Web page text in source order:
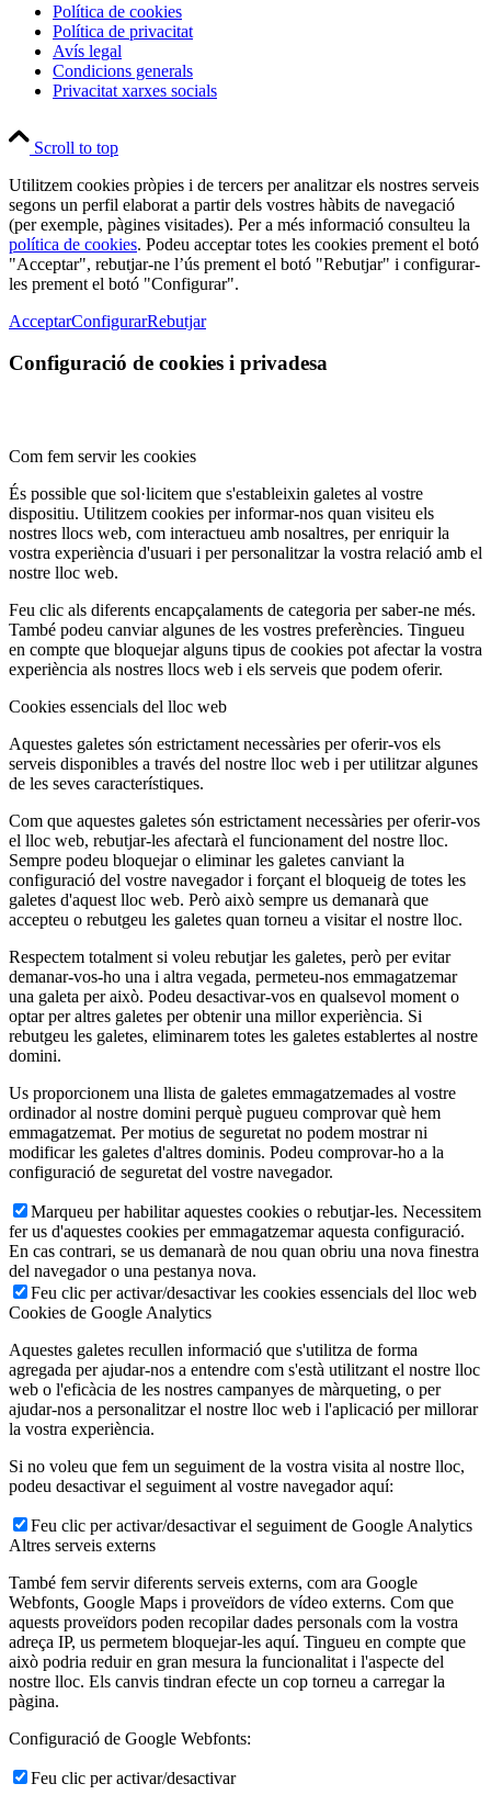
Política de cookies
Política de privacitat
Avís legal
Condicions generals
Privacitat xarxes socials
Scroll to top
Utilitzem cookies pròpies i de tercers per analitzar els nostres serveis
segons un perfil elaborat a partir dels vostres hàbits de navegació
(per exemple, pàgines visitades). Per a més informació consulteu la
política de cookies. Podeu acceptar totes les cookies prement el botó
"Acceptar", rebutjar-ne l’ús prement el botó "Rebutjar" i configurar-
les prement el botó "Configurar".
AcceptarConfigurarRebutjar
Configuració de cookies i privadesa
Com fem servir les cookies
És possible que sol·licitem que s'estableixin galetes al vostre
dispositiu. Utilitzem cookies per informar-nos quan visiteu els
nostres llocs web, com interactueu amb nosaltres, per enriquir la
vostra experiència d'usuari i per personalitzar la vostra relació amb el
nostre lloc web.
Feu clic als diferents encapçalaments de categoria per saber-ne més.
També podeu canviar algunes de les vostres preferències. Tingueu
en compte que bloquejar alguns tipus de cookies pot afectar la vostra
experiència als nostres llocs web i els serveis que podem oferir.
Cookies essencials del lloc web
Aquestes galetes són estrictament necessàries per oferir-vos els
serveis disponibles a través del nostre lloc web i per utilitzar algunes
de les seves característiques.
Com que aquestes galetes són estrictament necessàries per oferir-vos
el lloc web, rebutjar-les afectarà el funcionament del nostre lloc.
Sempre podeu bloquejar o eliminar les galetes canviant la
configuració del vostre navegador i forçant el bloqueig de totes les
galetes d'aquest lloc web. Però això sempre us demanarà que
accepteu o rebutgeu les galetes quan torneu a visitar el nostre lloc.
Respectem totalment si voleu rebutjar les galetes, però per evitar
demanar-vos-ho una i altra vegada, permeteu-nos emmagatzemar
una galeta per això. Podeu desactivar-vos en qualsevol moment o
optar per altres galetes per obtenir una millor experiència. Si
rebutgeu les galetes, eliminarem totes les galetes establertes al nostre
domini.
Us proporcionem una llista de galetes emmagatzemades al vostre
ordinador al nostre domini perquè pugueu comprovar què hem
emmagatzemat. Per motius de seguretat no podem mostrar ni
modificar les galetes d'altres dominis. Podeu comprovar-ho a la
configuració de seguretat del vostre navegador.
Marqueu per habilitar aquestes cookies o rebutjar-les. Necessitem
fer us d'aquestes cookies per emmagatzemar aquesta configuració.
En cas contrari, se us demanarà de nou quan obriu una nova finestra
del navegador o una pestanya nova.
Feu clic per activar/desactivar les cookies essencials del lloc web
Cookies de Google Analytics
Aquestes galetes recullen informació que s'utilitza de forma
agregada per ajudar-nos a entendre com s'està utilitzant el nostre lloc
web o l'eficàcia de les nostres campanyes de màrqueting, o per
ajudar-nos a personalitzar el nostre lloc web i l'aplicació per millorar
la vostra experiència.
Si no voleu que fem un seguiment de la vostra visita al nostre lloc,
podeu desactivar el seguiment al vostre navegador aquí:
Feu clic per activar/desactivar el seguiment de Google Analytics
Altres serveis externs
També fem servir diferents serveis externs, com ara Google
Webfonts, Google Maps i proveïdors de vídeo externs. Com que
aquests proveïdors poden recopilar dades personals com la vostra
adreça IP, us permetem bloquejar-les aquí. Tingueu en compte que
això podria reduir en gran mesura la funcionalitat i l'aspecte del
nostre lloc. Els canvis tindran efecte un cop torneu a carregar la
pàgina.
Configuració de Google Webfonts:
Feu clic per activar/desactivar